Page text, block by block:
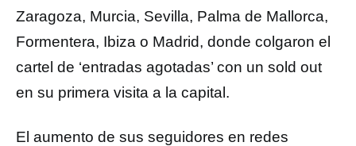
Zaragoza, Murcia, Sevilla, Palma de Mallorca,
Formentera, Ibiza o Madrid, donde colgaron el
cartel de ‘entradas agotadas’ con un sold out
en su primera visita a la capital.
El aumento de sus seguidores en redes